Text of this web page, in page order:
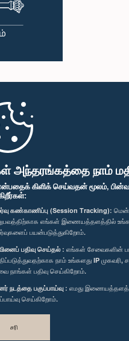
அந்தரங்கத்தை நாம்
கிளிக் செய்வதன் மூலம்,
கண்காணிப்பு (Session Tracking):
எங்கள் இணையத்தளத்தில்
பயன்படுத்துகிறோம்.
பதிவு செய்தல் : எங்கள் சேவைகளின்
நாம் உங்களது IP
நாங்கள் பதிவு செய்கிறோம்.
நடத்தை பகுப்பாய்வு : எமது
செய்கிறோம்.
சரி